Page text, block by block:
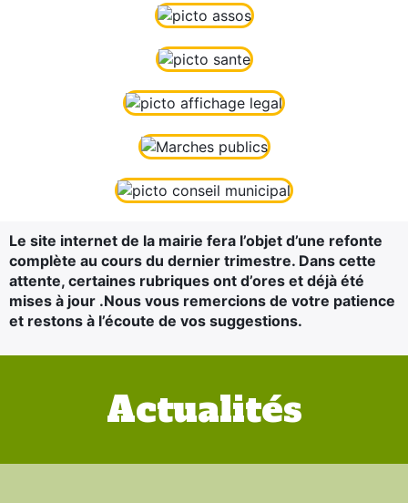
Le site internet de la mairie fera l’objet d’une refonte
complète au cours du dernier trimestre. Dans cette
attente, certaines rubriques ont d’ores et déjà été
mises à jour .Nous vous remercions de votre patience
et restons à l’écoute de vos suggestions.
Actualités